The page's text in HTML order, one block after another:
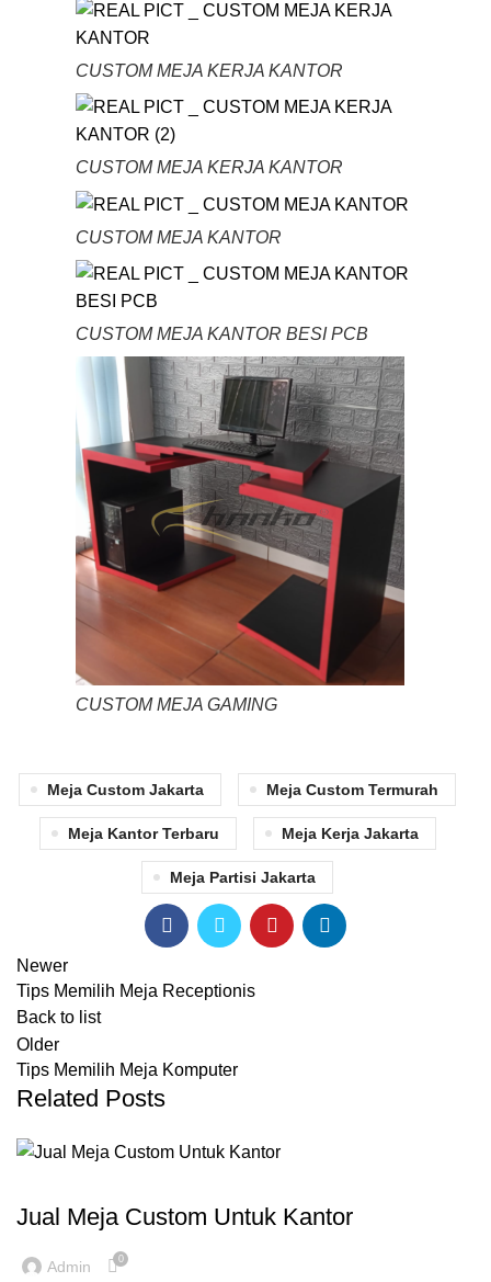
CUSTOM MEJA KERJA KANTOR
CUSTOM MEJA KERJA KANTOR
CUSTOM MEJA KANTOR
CUSTOM MEJA KANTOR BESI PCB
CUSTOM MEJA GAMING
Meja Custom Jakarta Meja Custom Termurah
Meja Kantor Terbaru Meja Kerja Jakarta
Meja Partisi Jakarta
Newer
Tips Memilih Meja Receptionis
Back to list
Older
Tips Memilih Meja Komputer
Related Posts
Jual Meja Custom Untuk Kantor
Admin 0